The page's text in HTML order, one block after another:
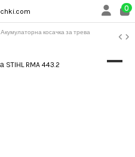
0
Акумулаторна косачка за трева